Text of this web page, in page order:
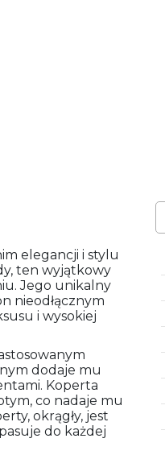
elegancji i stylu
ten wyjątkowy
Jego unikalny
nieodłącznym
i wysokiej
dodaje mu
Koperta
co nadaje mu
okrągły, jest
do każdej